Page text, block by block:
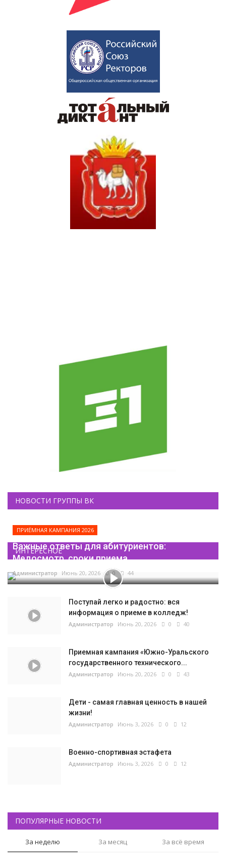
НОВОСТИ ГРУППЫ ВК
ИНТЕРЕСНОЕ
ПРИЁМНАЯ КАМПАНИЯ 2026
Важные ответы для абитуриентов:
Медосмотр, сроки приема...
Администратор Июнь 20, 2026 0 44
Поступай легко и радостно: вся
информация о приеме в колледж!
Администратор Июнь 20, 2026 0 40
Приемная кампания «Южно-Уральского
государственного технического...
Администратор Июнь 20, 2026 0 43
Дети - самая главная ценность в нашей
жизни!
Администратор Июнь 3, 2026 0 12
Военно-спортивная эстафета
Администратор Июнь 3, 2026 0 12
ПОПУЛЯРНЫЕ НОВОСТИ
За неделю За месяц За всё время